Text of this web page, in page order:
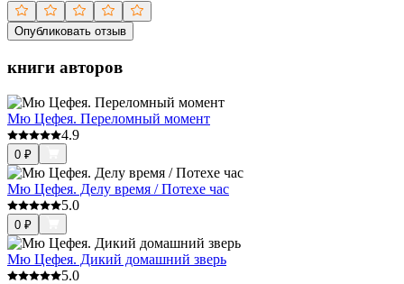
Опубликовать отзыв
книги авторов
Мю Цефея. Переломный момент
4.9
0 ₽
Мю Цефея. Делу время / Потехе час
5.0
0 ₽
Мю Цефея. Дикий домашний зверь
5.0